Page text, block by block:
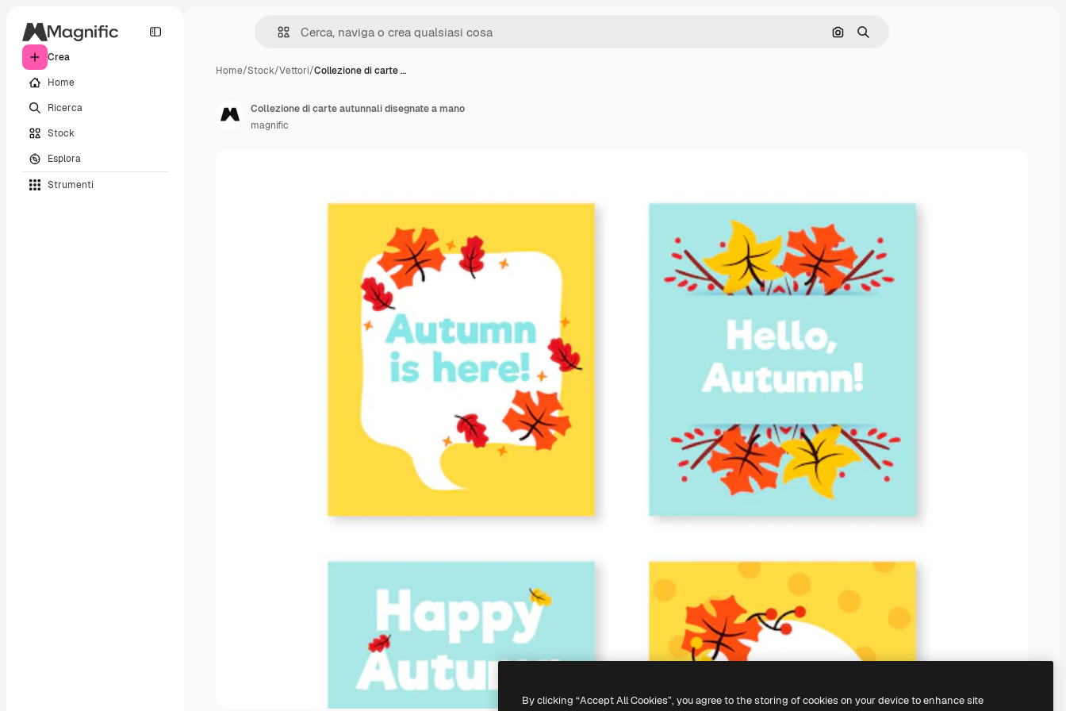
Crea
Home
Ricerca
Stock
Esplora
Strumenti
Cerca per immagine
Ricerca
Home/Stock/Vettori/Collezione di carte …
Collezione di carte autunnali disegnate a mano
magnific
By clicking “Accept All Cookies”, you agree to the storing of cookies on your device to enhance site